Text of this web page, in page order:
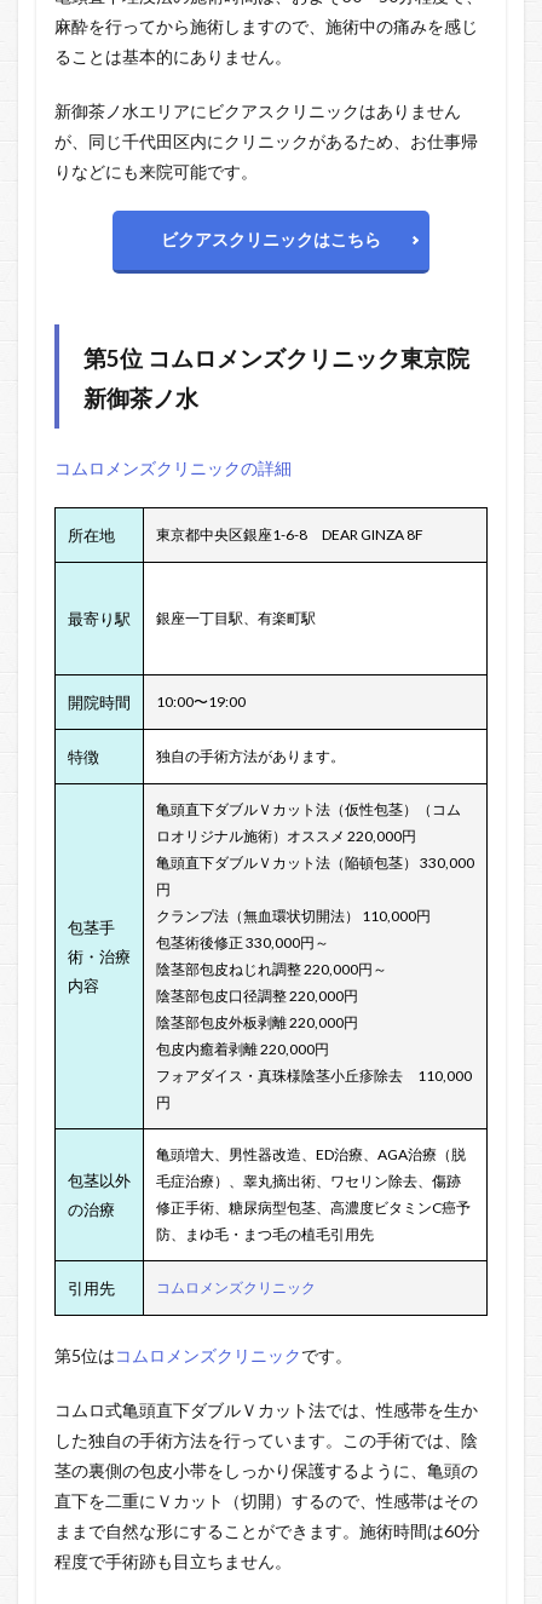
麻酔を行ってから施術しますので、施術中の痛みを感じ
ることは基本的にありません。
新御茶ノ水エリアにビクアスクリニックはありません
が、同じ千代田区内にクリニックがあるため、お仕事帰
りなどにも来院可能です。
ビクアスクリニックはこちら
第5位 コムロメンズクリニック東京院
新御茶ノ水
コムロメンズクリニックの詳細
所在地 東京都中央区銀座1-6-8 DEAR GINZA 8F
最寄り駅 銀座一丁目駅、有楽町駅
開院時間 10:00〜19:00
特徴 独自の手術方法があります。
包茎手
術・治療
内容
亀頭直下ダブルＶカット法（仮性包茎）（コム
ロオリジナル施術）オススメ 220,000円
亀頭直下ダブルＶカット法（陥頓包茎） 330,000
円
クランプ法（無血環状切開法） 110,000円
包茎術後修正 330,000円～
陰茎部包皮ねじれ調整 220,000円～
陰茎部包皮口径調整 220,000円
陰茎部包皮外板剥離 220,000円
包皮内癒着剥離 220,000円
フォアダイス・真珠様陰茎小丘疹除去 110,000
円
包茎以外
の治療
亀頭増大、男性器改造、ED治療、AGA治療（脱
毛症治療）、睾丸摘出術、ワセリン除去、傷跡
修正手術、糖尿病型包茎、高濃度ビタミンC癌予
防、まゆ毛・まつ毛の植毛引用先
引用先 コムロメンズクリニック
第5位はコムロメンズクリニックです。
コムロ式亀頭直下ダブルＶカット法では、性感帯を生か
した独自の手術方法を行っています。この手術では、陰
茎の裏側の包皮小帯をしっかり保護するように、亀頭の
直下を二重にＶカット（切開）するので、性感帯はその
ままで自然な形にすることができます。施術時間は60分
程度で手術跡も目立ちません。